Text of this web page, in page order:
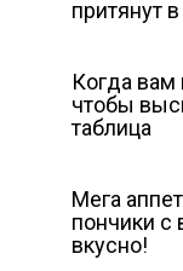
притянут
Когда вам
чтобы
таблица
Мега
пончики с
вкусно!